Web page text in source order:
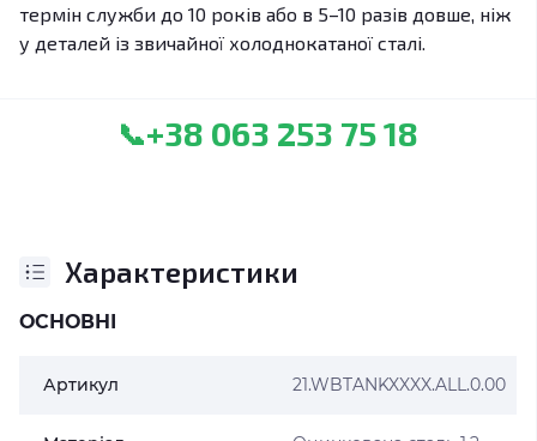
термін служби до 10 років або в 5–10 разів довше, ніж
у деталей із звичайної холоднокатаної сталі.
📞+38 063 253 75 18
Характеристики
ОСНОВНІ
Артикул 21.WBTANKXXXX.ALL.0.00